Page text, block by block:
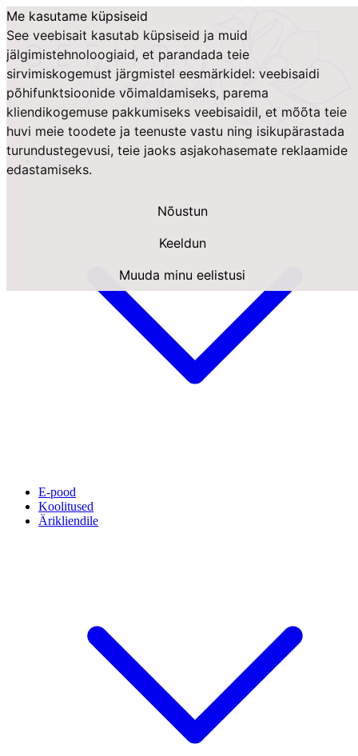
Me kasutame küpsiseid
See veebisait kasutab küpsiseid ja muid
jälgimistehnoloogiaid, et parandada teie
sirvimiskogemust järgmistel eesmärkidel: veebisaidi
põhifunktsioonide võimaldamiseks, parema
kliendikogemuse pakkumiseks veebisaidil, et mõõta teie
huvi meie toodete ja teenuste vastu ning isikupärastada
turundustegevusi, teie jaoks asjakohasemate reklaamide
edastamiseks.
Nõustun
Keeldun
Muuda minu eelistusi
Tooted
E-pood
Koolitused
Ärikliendile